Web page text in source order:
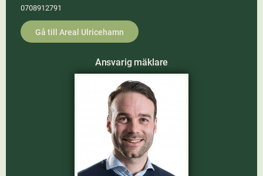
0708912791
Gå till Areal Ulricehamn
Ansvarig mäklare